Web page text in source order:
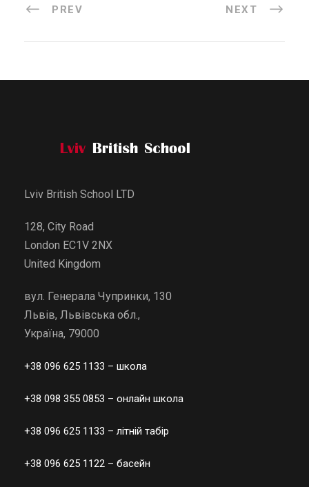
PREV NEXT
Lviv British School LTD
128, City Road
London EC1V 2NX
United Kingdom
вул. Генерала Чупринки, 130
Львів, Львівська обл.,
Україна, 79000
+38 096 625 1133 – школа
+38 098 355 0853 – онлайн школа
+38 096 625 1133 – літній табір
+38 096 625 1122 – басейн